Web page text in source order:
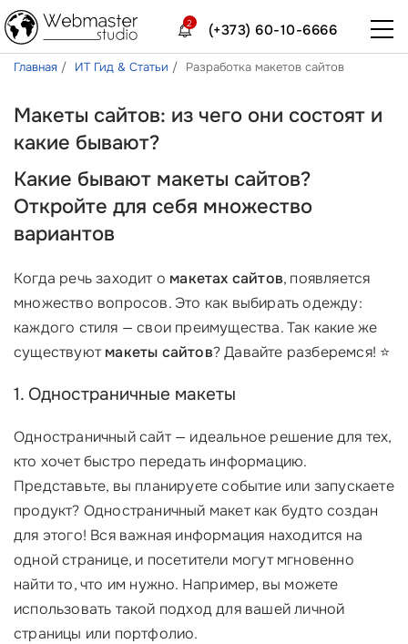
(+373) 60-10-6666
2
Главная ИТ Гид & Статьи Разработка макетов сайтов
Макеты сайтов: из чего они состоят и
какие бывают?
Какие бывают макеты сайтов?
Откройте для себя множество
вариантов
Когда речь заходит о макетах сайтов, появляется
множество вопросов. Это как выбирать одежду:
каждого стиля — свои преимущества. Так какие же
существуютмакеты сайтов? Давайте разберемся! ⭐
1. Одностраничные макеты
Одностраничный сайт — идеальное решение для тех,
кто хочет быстро передать информацию.
Представьте, вы планируете событие или запускаете
продукт? Одностраничный макет как будто создан
для этого! Вся важная информация находится на
одной странице, и посетители могут мгновенно
найти то, что им нужно. Например, вы можете
использовать такой подход для вашей личной
страницы или портфолио.